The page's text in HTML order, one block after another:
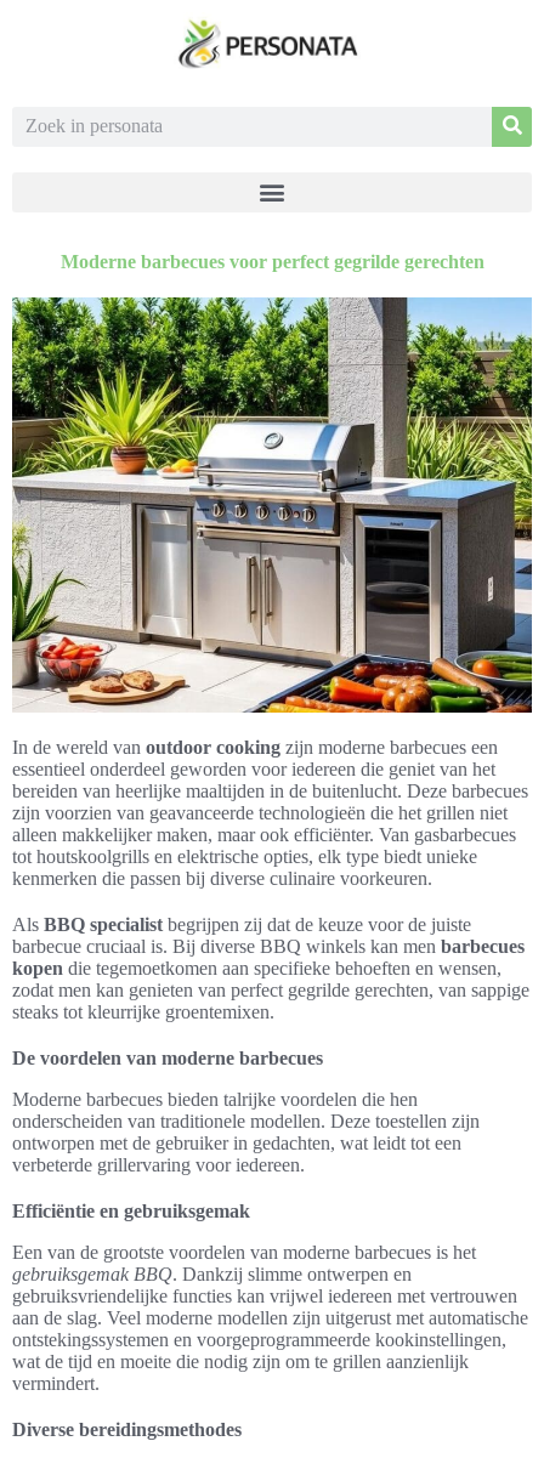
Moderne barbecues voor perfect gegrilde gerechten
In de wereld van outdoor cooking zijn moderne barbecues een
essentieel onderdeel geworden voor iedereen die geniet van het
bereiden van heerlijke maaltijden in de buitenlucht. Deze barbecues
zijn voorzien van geavanceerde technologieën die het grillen niet
alleen makkelijker maken, maar ook efficiënter. Van gasbarbecues
tot houtskoolgrills en elektrische opties, elk type biedt unieke
kenmerken die passen bij diverse culinaire voorkeuren.
Als BBQ specialist begrijpen zij dat de keuze voor de juiste
barbecue cruciaal is. Bij diverse BBQ winkels kan men barbecues
kopen die tegemoetkomen aan specifieke behoeften en wensen,
zodat men kan genieten van perfect gegrilde gerechten, van sappige
steaks tot kleurrijke groentemixen.
De voordelen van moderne barbecues
Moderne barbecues bieden talrijke voordelen die hen
onderscheiden van traditionele modellen. Deze toestellen zijn
ontworpen met de gebruiker in gedachten, wat leidt tot een
verbeterde grillervaring voor iedereen.
Efficiëntie en gebruiksgemak
Een van de grootste voordelen van moderne barbecues is het
gebruiksgemak BBQ. Dankzij slimme ontwerpen en
gebruiksvriendelijke functies kan vrijwel iedereen met vertrouwen
aan de slag. Veel moderne modellen zijn uitgerust met automatische
ontstekingssystemen en voorgeprogrammeerde kookinstellingen,
wat de tijd en moeite die nodig zijn om te grillen aanzienlijk
vermindert.
Diverse bereidingsmethodes